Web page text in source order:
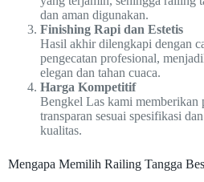
dan aman digunakan.
Finishing Rapi dan Estetis
Hasil akhir dilengkapi dengan
pengecatan profesional,
elegan dan tahan cuaca.
Harga Kompetitif
Bengkel Las kami memberikan
transparan sesuai spesifikasi
kualitas.
Mengapa Memilih Railing Tangga